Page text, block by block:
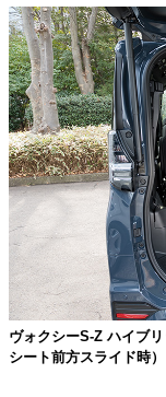
ヴォクシーS-Z ハイブ
シート前方スライド時）